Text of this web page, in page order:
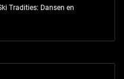
Tradities: Dansen en